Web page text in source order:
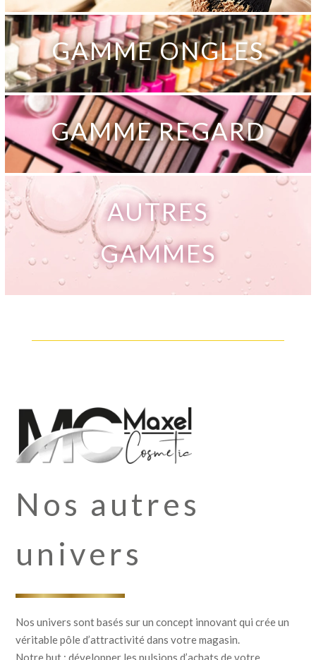
GAMME ONGLES
GAMME REGARD
AUTRES
GAMMES
Nos autres
univers
Nos univers sont basés sur un concept innovant qui crée un
véritable pôle d’attractivité dans votre magasin.
Notre but : développer les pulsions d’achats de votre